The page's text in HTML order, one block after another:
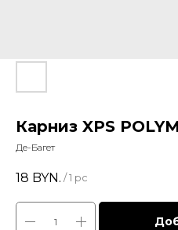
Карниз XPS
Де-Багет
18 BYN. / 1 pc